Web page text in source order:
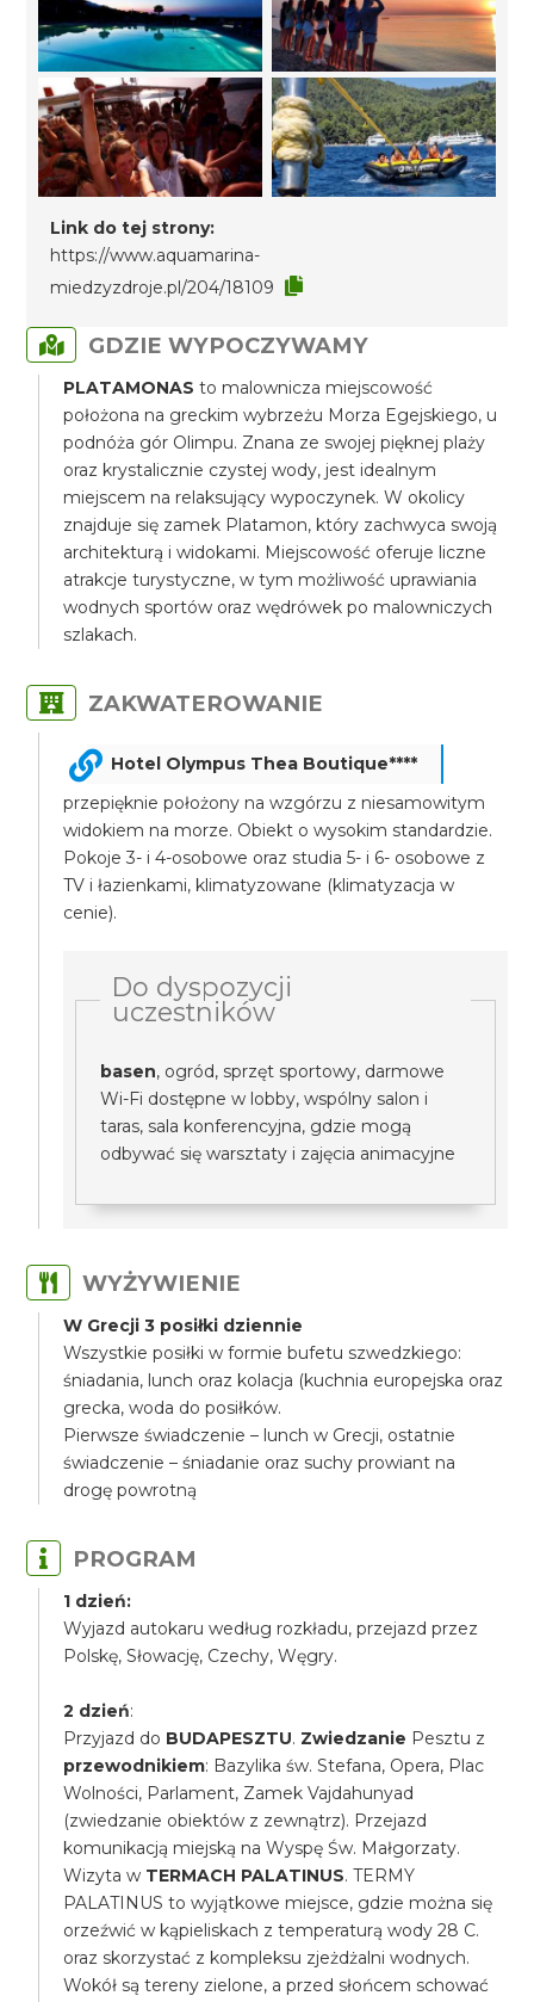
Link do tej strony:
https://www.aquamarina-
miedzyzdroje.pl/204/18109
GDZIE WYPOCZYWAMY
PLATAMONAS to malownicza miejscowość
położona na greckim wybrzeżu Morza Egejskiego, u
podnóża gór Olimpu. Znana ze swojej pięknej plaży
oraz krystalicznie czystej wody, jest idealnym
miejscem na relaksujący wypoczynek. W okolicy
znajduje się zamek Platamon, który zachwyca swoją
architekturą i widokami. Miejscowość oferuje liczne
atrakcje turystyczne, w tym możliwość uprawiania
wodnych sportów oraz wędrówek po malowniczych
szlakach.
ZAKWATEROWANIE
Hotel Olympus Thea Boutique****
przepięknie położony na wzgórzu z niesamowitym
widokiem na morze. Obiekt o wysokim standardzie.
Pokoje 3- i 4-osobowe oraz studia 5- i 6- osobowe z
TV i łazienkami, klimatyzowane (klimatyzacja w
cenie).
Do dyspozycji
uczestników
basen, ogród, sprzęt sportowy, darmowe
Wi-Fi dostępne w lobby, wspólny salon i
taras, sala konferencyjna, gdzie mogą
odbywać się warsztaty i zajęcia animacyjne
WYŻYWIENIE
W Grecji 3 posiłki dziennie
Wszystkie posiłki w formie bufetu szwedzkiego:
śniadania, lunch oraz kolacja (kuchnia europejska oraz
grecka, woda do posiłków.
Pierwsze świadczenie – lunch w Grecji, ostatnie
świadczenie – śniadanie oraz suchy prowiant na
drogę powrotną
PROGRAM
1 dzień:
Wyjazd autokaru według rozkładu, przejazd przez
Polskę, Słowację, Czechy, Węgry.
2 dzień:
Przyjazd do BUDAPESZTU. Zwiedzanie Pesztu z
przewodnikiem: Bazylika św. Stefana, Opera, Plac
Wolności, Parlament, Zamek Vajdahunyad
(zwiedzanie obiektów z zewnątrz). Przejazd
komunikacją miejską na Wyspę Św. Małgorzaty.
Wizyta w TERMACH PALATINUS. TERMY
PALATINUS to wyjątkowe miejsce, gdzie można się
orzeźwić w kąpieliskach z temperaturą wody 28 C.
oraz skorzystać z kompleksu zjeżdżalni wodnych.
Wokół są tereny zielone, a przed słońcem schować